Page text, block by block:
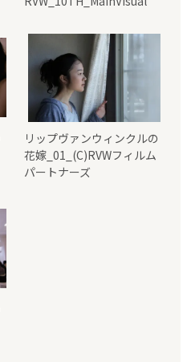
リップヴァンウィンクルの
花嫁_01_(C)RVWフィルム
パートナーズ